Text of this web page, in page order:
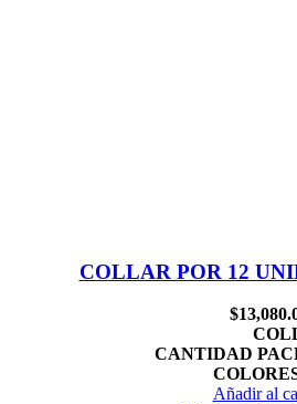
COLLAR POR 12
$
CANTIDAD
Añadir al